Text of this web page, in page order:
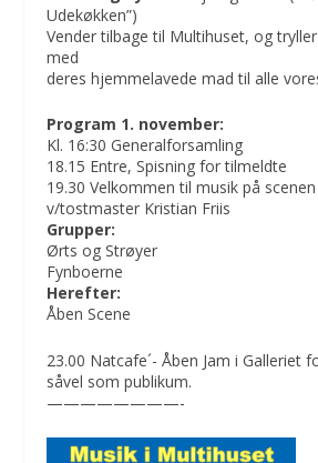
Udekøkken”)
Vender tilbage til Multihuset, og
med
deres hjemmelavede mad til alle
Program 1. november:
Kl. 16:30 Generalforsamling
18.15 Entre, Spisning for tilmeldte
19.30 Velkommen til musik på scenen
v/tostmaster Kristian Friis
Grupper:
Ørts og Strøyer
Fynboerne
Herefter:
Åben Scene
23.00 Natcafe´- Åben Jam i Galleriet
såvel som publikum.
————————-